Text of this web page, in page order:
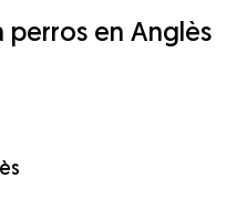
perros en Anglès